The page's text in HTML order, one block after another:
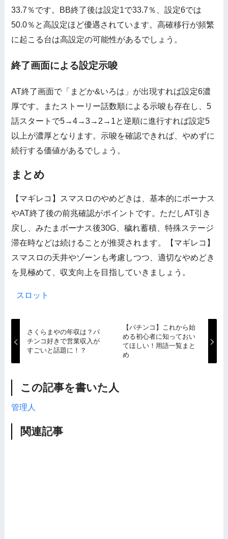
33.7％です。BB終了後は設定1で33.7％、設定6では
50.0％と高設定ほど優遇されています。高確移行が頻繁
に起こる台は高設定の可能性があるでしょう。
終了画面による設定示唆
AT終了画面で「まどか&いろは」が出現すれば設定6濃
厚です。またストーリー話数順による示唆も存在し、5
話スタートで5→4→3→2→1と逆順に進行すれば設定5
以上が濃厚となります。示唆を確認できれば、やめずに
続行する価値があるでしょう。
まとめ
【マギレコ】スマスロのやめどきは、基本的にボーナス
やAT終了後の前兆確認がポイントです。ただしAT引き
戻し、みたまボーナス後30G、穢れ蓄積、特殊ステージ
滞在時などは続けることが推奨されます。【マギレコ】
スマスロの天井やゾーンも考慮しつつ、適切なやめどき
を見極めて、収支向上を目指していきましょう。
スロット
さくらまやの年収は？パ
チンコ好きで営業収入が
すごいと話題に！？
【パチンコ】これから始
める初心者に知っておい
てほしい！用語一覧まと
め
この記事を書いた人
管理人
関連記事